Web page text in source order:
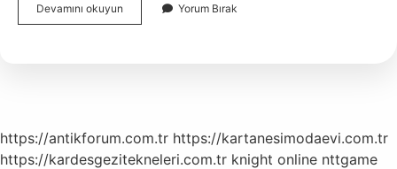
Devamını okuyun Abdülhamidin
Çocuklarını
Yorum Bırak
https://antikforum.com.tr https://kartanesimodaevi.com.tr
https://kardesgezitekneleri.com.tr knight online nttgame